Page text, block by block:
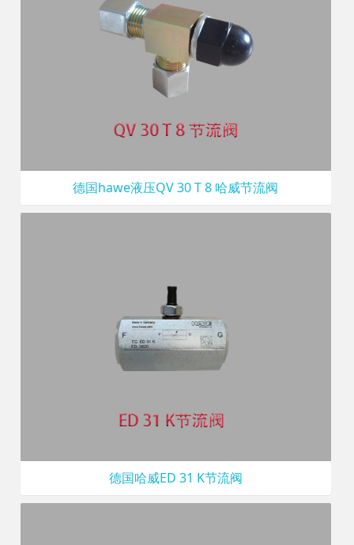
德国hawe液压QV 30 T 8 哈威节流阀
德国哈威ED 31 K节流阀